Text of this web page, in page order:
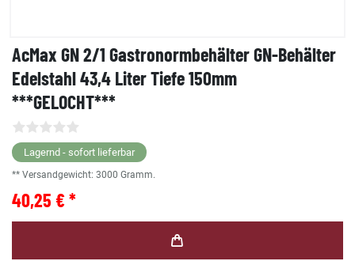
AcMax GN 2/1 Gastronormbehälter GN-Behälter
Edelstahl 43,4 Liter Tiefe 150mm
***GELOCHT***
Lagernd - sofort lieferbar
** Versandgewicht: 3000 Gramm.
40,25 € *